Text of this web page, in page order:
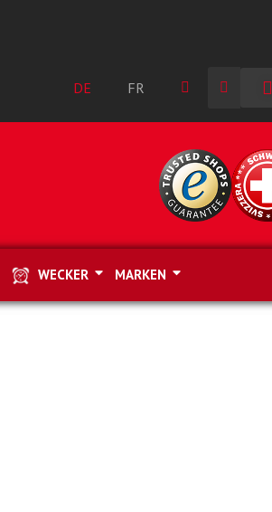
DE FR
WECKER MARKEN